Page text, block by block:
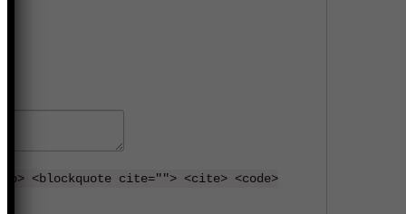
<blockquote cite=""> <cite> <code>